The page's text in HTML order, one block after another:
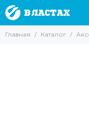
Аксессуары
Запасные части и
Главная Каталог